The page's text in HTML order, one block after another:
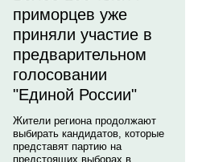
приморцев уже
приняли участие в
предварительном
голосовании
"Единой России"
Жители региона продолжают
выбирать кандидатов, которые
представят партию на
предстоящих выборах в